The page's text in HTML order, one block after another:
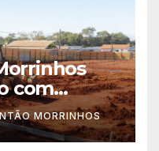
com
MORRINHOS